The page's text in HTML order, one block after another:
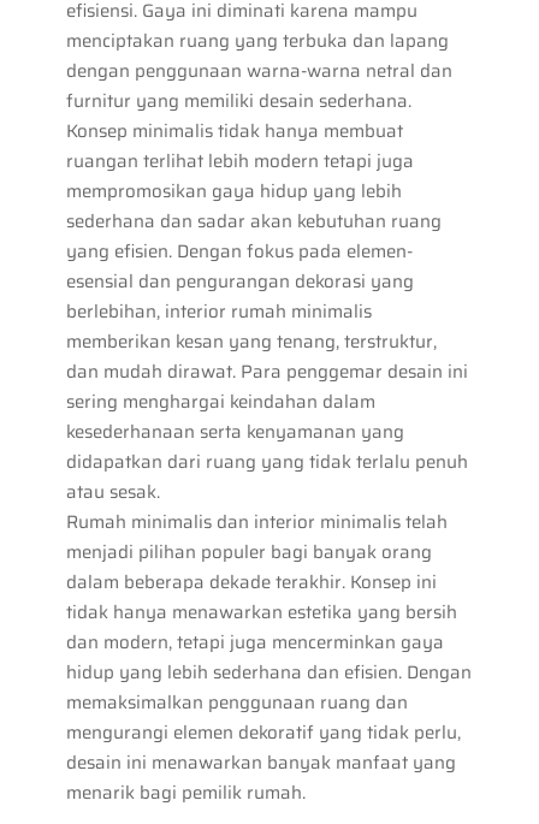
efisiensi. Gaya ini diminati karena mampu
menciptakan ruang yang terbuka dan lapang
dengan penggunaan warna-warna netral dan
furnitur yang memiliki desain sederhana.
Konsep minimalis tidak hanya membuat
ruangan terlihat lebih modern tetapi juga
mempromosikan gaya hidup yang lebih
sederhana dan sadar akan kebutuhan ruang
yang efisien. Dengan fokus pada elemen-
esensial dan pengurangan dekorasi yang
berlebihan, interior rumah minimalis
memberikan kesan yang tenang, terstruktur,
dan mudah dirawat. Para penggemar desain ini
sering menghargai keindahan dalam
kesederhanaan serta kenyamanan yang
didapatkan dari ruang yang tidak terlalu penuh
atau sesak.
Rumah minimalis dan interior minimalis telah
menjadi pilihan populer bagi banyak orang
dalam beberapa dekade terakhir. Konsep ini
tidak hanya menawarkan estetika yang bersih
dan modern, tetapi juga mencerminkan gaya
hidup yang lebih sederhana dan efisien. Dengan
memaksimalkan penggunaan ruang dan
mengurangi elemen dekoratif yang tidak perlu,
desain ini menawarkan banyak manfaat yang
menarik bagi pemilik rumah.